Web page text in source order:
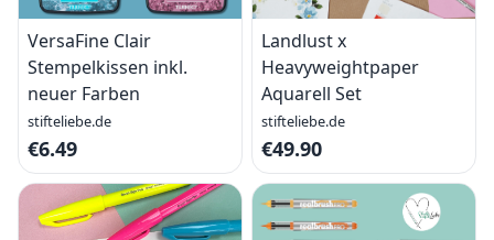
VersaFine Clair
Stempelkissen inkl.
neuer Farben
stifteliebe.de
€6.49
Landlust x
Heavyweightpaper
Aquarell Set
stifteliebe.de
€49.90